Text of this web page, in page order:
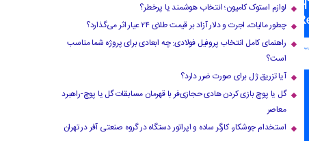
لوازم استوک کامیون؛ انتخاب هوشمند یا پرخطر؟
چطور مالیات، اجرت و دلار آزاد بر قیمت طلای ۲۴ عیار اثر می‌گذارد؟
راهنمای کامل انتخاب پروفیل فولادی: چه ابعادی برای پروژه شما مناسب
است؟
آیا تزریق ژل برای صورت ضرر دارد​؟
گل یا پوچ بازی کردن هادی حجازی‌فر با قهرمان مسابقات گل یا پوچ-راهبرد
معاصر
استخدام جوشکار، کارگر ساده و اپراتور دستگاه در گروه صنعتی آفر در تهران